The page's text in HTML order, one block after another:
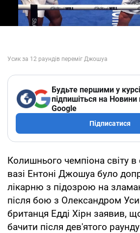
Будьте першими у
підпишіться на Новини
Google
Підписатися
Колишнього чемпіона світу в
вазі Ентоні Джошуа було
лікарню з підозрою на
після бою з Олександром
британця Едді Хiрн заявив,
бачити після дев'ятого